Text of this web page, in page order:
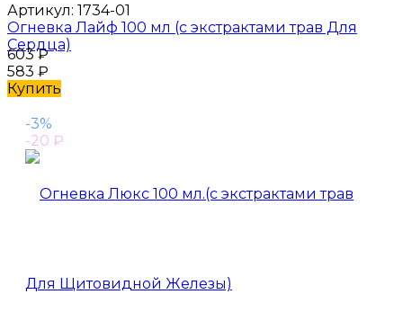
Артикул: 1734-01
Огневка Лайф 100 мл (с экстрактами трав Для
Сердца)
603₽
583 ₽
Купить
-3%
-20 ₽